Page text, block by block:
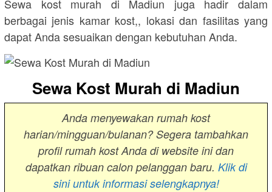
Sewa kost murah di Madiun juga hadir dalam
berbagai jenis kamar kost,, lokasi dan fasilitas yang
dapat Anda sesuaikan dengan kebutuhan Anda.
Sewa Kost Murah di Madiun
Anda menyewakan rumah kost
harian/mingguan/bulanan? Segera tambahkan
profil rumah kost Anda di website ini dan
dapatkan ribuan calon pelanggan baru. Klik di
sini untuk informasi selengkapnya!